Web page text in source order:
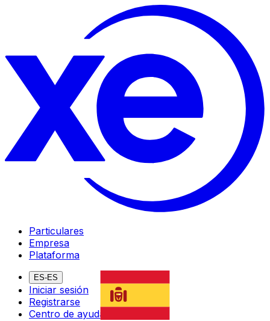
Particulares
Empresa
Plataforma
ES-ES
Iniciar sesión
Registrarse
Centro de ayuda